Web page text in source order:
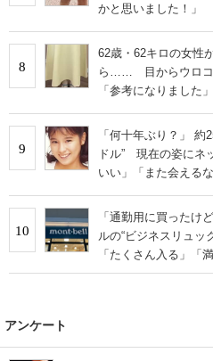
かと思いました！」
8
62歳・62キロの女性
ら…… 目からウロコ
「参考になりました」
9
「何十年ぶり？」 約
ドル” 現在の姿にネ
いい」「また会えるな
10
「通勤用に買った
ルの“ビジネスリュッ
「たくさん入る」「
アンケート